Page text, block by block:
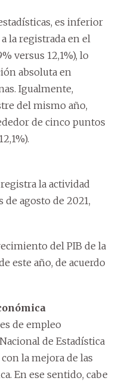
es inferior
la registrada en el
versus 12,1%), lo
absoluta en
Igualmente,
del mismo año,
de cinco puntos
la actividad
agosto de 2021,
del PIB de la
este año, de acuerdo
de empleo
de Estadística
la mejora de las
En ese sentido, cabe